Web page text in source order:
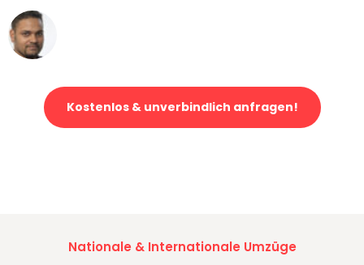
Kostenlos & unverbindlich anfragen!
Nationale & Internationale Umzüge